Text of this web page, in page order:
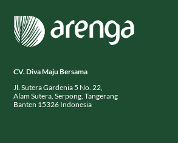
CV. Diva Maju Bersama
Jl. Sutera Gardenia 5 No. 22,
Alam Sutera, Serpong, Tangerang
Banten 15326 Indonesia